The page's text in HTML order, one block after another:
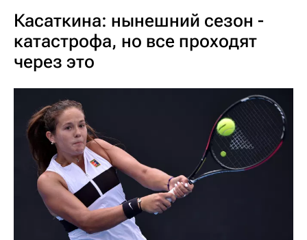
Касаткина: нынешний сезон -
катастрофа, но все проходят
через это